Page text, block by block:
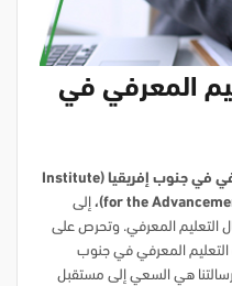
المعرفي في
في جنوب إفريقيا (Institute
for the)، إلى
التعليم المعرفي. وتحرص على
المعرفي في جنوب
رسالتنا هي السعي إلى مستقبل